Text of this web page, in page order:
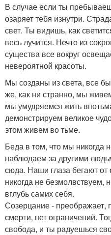
В случае если ты
озаряет тебя изнутри.
свет. Ты видишь, как
весь лучится. Нечто из
существа все вокруг
невероятной красоты.
Мы созданы из света, все
же, как ни странно, мы
мы умудряемся жить
демонстрируем великое
этом живем во тьме.
Беда в том, что мы никогда
наблюдаем за другими
сюда. Наши глаза бегают от
никогда не безмолвствуем,
вглубь самих себя.
Созерцание - преображает,
смерти, нет ограничений.
свобода, и ты радуешься